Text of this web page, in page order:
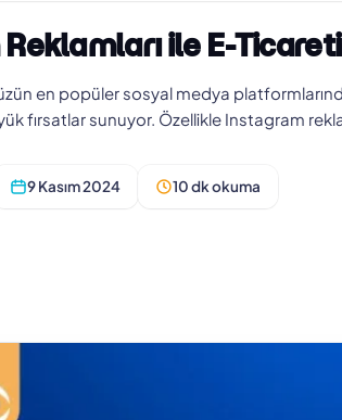
ile E-
en popüler sosyal medya
fırsatlar sunuyor. Özellikle Instagram
9 Kasım 2024 10 dk okuma